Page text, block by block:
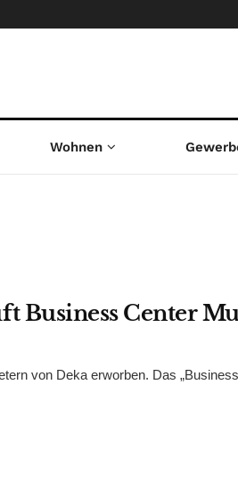
Wohnen
Center
von Deka erworben. Das